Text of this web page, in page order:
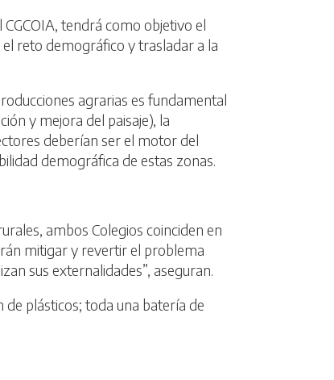
tendrá como objetivo el
reto demográfico y trasladar a la
agrarias es fundamental
y mejora del paisaje), la
deberían ser el motor del
demográfica de estas zonas.
ambos Colegios coinciden en
mitigar y revertir el problema
sus externalidades”, aseguran.
plásticos; toda una batería de